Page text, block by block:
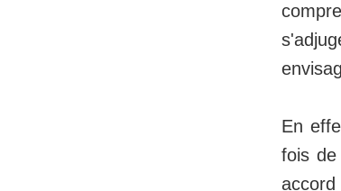
En
fois